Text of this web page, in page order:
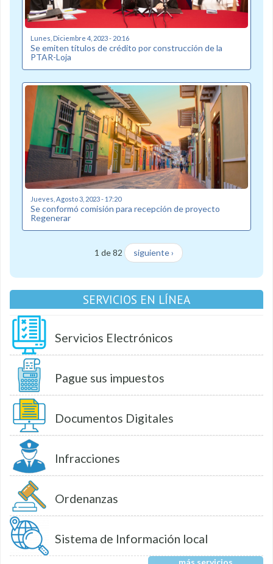
Lunes, Diciembre 4, 2023 - 20:16
Se emiten títulos de crédito por construcción de la
PTAR-Loja
Jueves, Agosto 3, 2023 - 17:20
Se conformó comisión para recepción de proyecto
Regenerar
1 de 82 siguiente ›
SERVICIOS EN LÍNEA
Servicios Electrónicos
Pague sus impuestos
Documentos Digitales
Infracciones
Ordenanzas
Sistema de Información local